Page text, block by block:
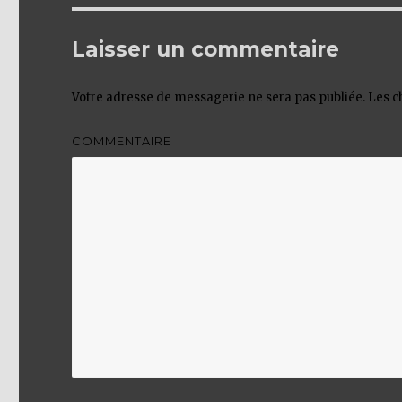
Laisser un commentaire
Votre adresse de messagerie ne sera pas publiée. Les
COMMENTAIRE